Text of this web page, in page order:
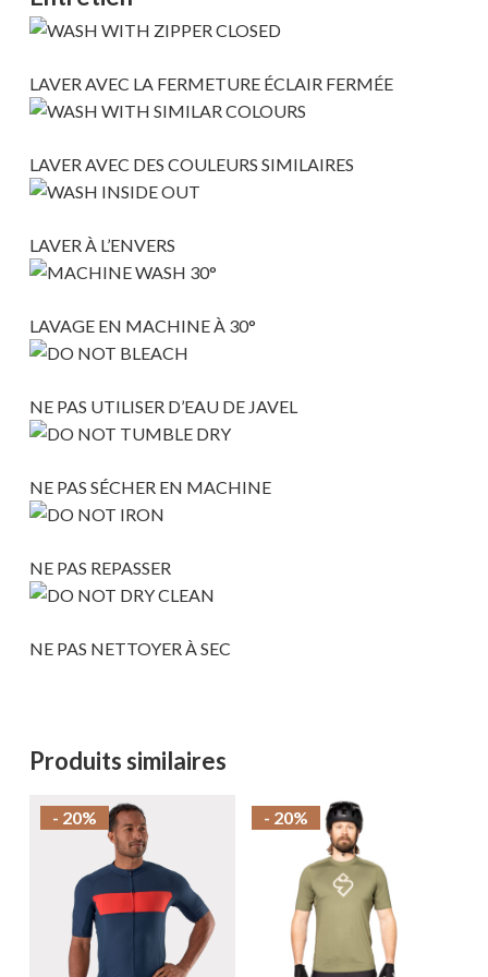
LAVER AVEC LA FERMETURE ÉCLAIR FERMÉE
LAVER AVEC DES COULEURS SIMILAIRES
LAVER À L’ENVERS
LAVAGE EN MACHINE À 30°
NE PAS UTILISER D’EAU DE JAVEL
NE PAS SÉCHER EN MACHINE
NE PAS REPASSER
NE PAS NETTOYER À SEC
Produits similaires
- 20% - 20%